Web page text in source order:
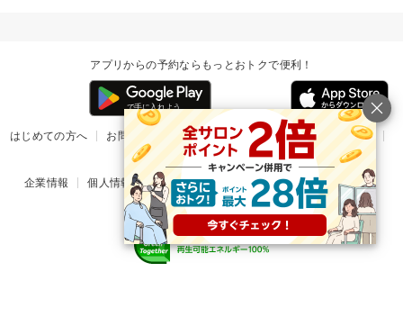
アプリからの予約ならもっとおトクで便利！
はじめての方へ お問い合わせ ヘルプ リリース情報
利用規約
掲載ご希望のサロン様
企業情報 個人情報保護方針 楽天のサービス一覧 アプリ一覧
© Rakuten Group, Inc.